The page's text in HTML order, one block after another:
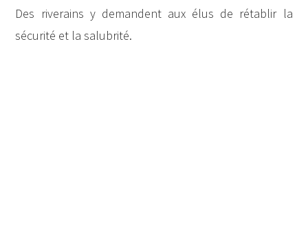
Des riverains y demandent aux élus de rétablir la
sécurité et la salubrité.